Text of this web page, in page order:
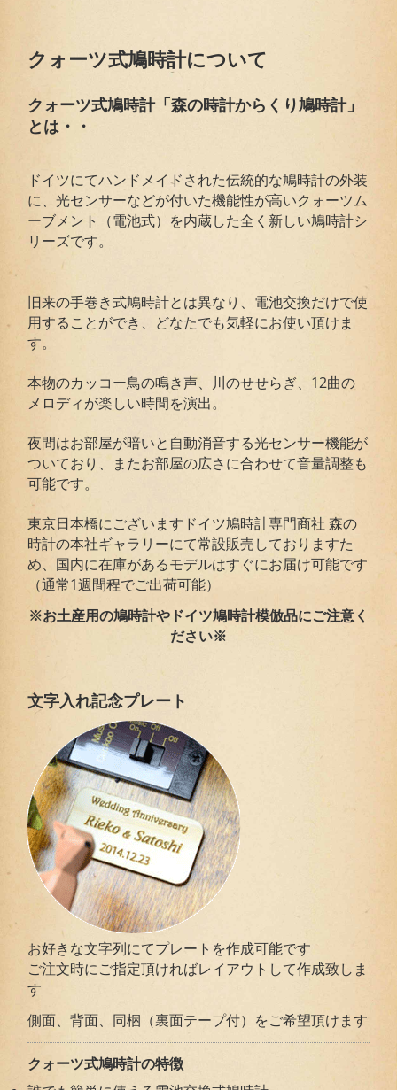
クォーツ式鳩時計について
クォーツ式鳩時計「森の時計からくり鳩時計」
とは・・
ドイツにてハンドメイドされた伝統的な鳩時計の外装
に、光センサーなどが付いた機能性が高いクォーツム
ーブメント（電池式）を内蔵した全く新しい鳩時計シ
リーズです。
旧来の手巻き式鳩時計とは異なり、電池交換だけで使
用することができ、どなたでも気軽にお使い頂けま
す。
本物のカッコー鳥の鳴き声、川のせせらぎ、12曲の
メロディが楽しい時間を演出。
夜間はお部屋が暗いと自動消音する光センサー機能が
ついており、またお部屋の広さに合わせて音量調整も
可能です。
東京日本橋にございますドイツ鳩時計専門商社 森の
時計の本社ギャラリーにて常設販売しておりますた
め、国内に在庫があるモデルはすぐにお届け可能です
（通常1週間程でご出荷可能）
※お土産用の鳩時計やドイツ鳩時計模倣品にご注意く
ださい※
文字入れ記念プレート
お好きな文字列にてプレートを作成可能です
ご注文時にご指定頂ければレイアウトして作成致しま
す
側面、背面、同梱（裏面テープ付）をご希望頂けます
クォーツ式鳩時計の特徴